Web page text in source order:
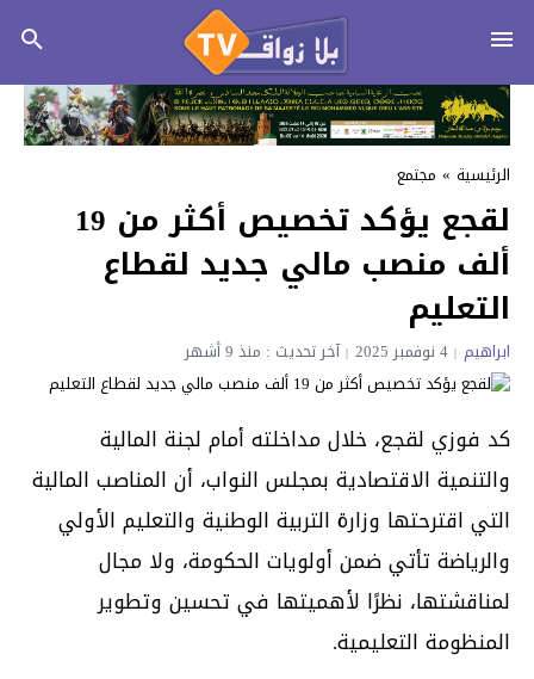
الرئيسية » مجتمع
لقجع يؤكد تخصيص أكثر من 19
ألف منصب مالي جديد لقطاع
التعليم
ابراهيم 4 نوفمبر 2025 آخر تحديث : منذ 9 أشهر
كد فوزي لقجع، خلال مداخلته أمام لجنة المالية
والتنمية الاقتصادية بمجلس النواب، أن المناصب المالية
التي اقترحتها وزارة التربية الوطنية والتعليم الأولي
والرياضة تأتي ضمن أولويات الحكومة، ولا مجال
لمناقشتها، نظرًا لأهميتها في تحسين وتطوير
المنظومة التعليمية.